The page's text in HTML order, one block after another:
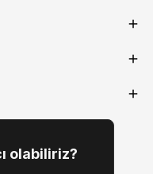
olabiliriz?